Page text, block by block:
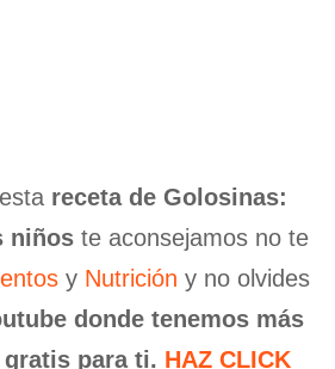
receta de Golosinas:
niños te aconsejamos no te
y Nutrición y no olvides
donde tenemos más
gratis para ti. HAZ CLICK